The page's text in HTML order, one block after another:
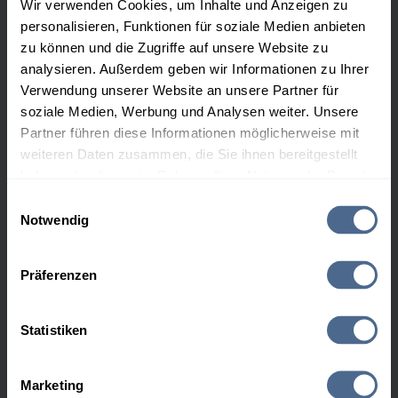
Wir verwenden Cookies, um Inhalte und Anzeigen zu
personalisieren, Funktionen für soziale Medien anbieten
zu können und die Zugriffe auf unsere Website zu
analysieren. Außerdem geben wir Informationen zu Ihrer
Verwendung unserer Website an unsere Partner für
soziale Medien, Werbung und Analysen weiter. Unsere
Partner führen diese Informationen möglicherweise mit
weiteren Daten zusammen, die Sie ihnen bereitgestellt
Notwendig
Präferenzen
Statistiken
Marketing
Heizöl Premium schwefelfrei